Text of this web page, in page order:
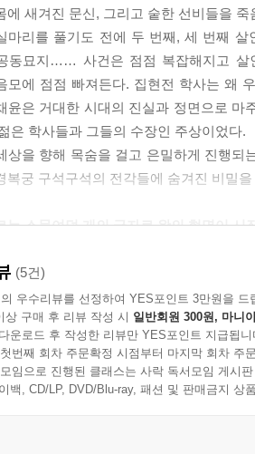
에 새겨진 문신, 그리고 숱한 선비들을
마리를 풀기도 전에 두 번째, 세 번째
동묘지…… 사건은 점점 복잡해지고 살
모에 점점 빠져든다. 집현전 학사는 왜
윤은 거대한 시대의 진실과 정면으로 마
은 학사들과 그들의 수장인 주상이었다.
상을 향해 목숨을 걸고 은밀하게 진행되
복궁 구석구석의 전각들에 숨겨진 비밀
는 스물여덟 개의 글자로 왕의 혁명이 시
은 나무》는 세종 시대, 훈민정음 반
뛰어난 천재 집단이 목숨을 걸고 추진하
윤이 마주한 세종의 시대는 한반도 역
을 벗으려 하는 문명 대전환기였다.
쓰기 편한 글자를 만들려는 세종과
급급한 지금의 기성 정치권에 대한 준엄
(5건)
우수리뷰를 선정하여 YES포인트 3만원을 드
상 구매 후 리뷰 작성 시 일반회원 300원, 마니
운로드 후 작성한 리뷰만 YES포인트 지급됩니
번째 회차 주문확정 시점부터 마지막 회차 주
임으로 진행된 클래스는 사락 독서모임 게시
백, CD/LP, DVD/Blu-ray, 패션 및 판매금지 상